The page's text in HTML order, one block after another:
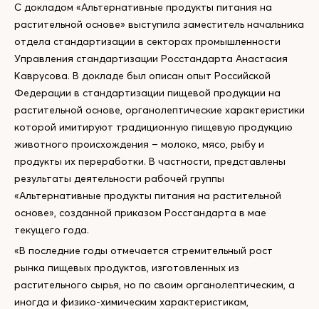
С докладом «Альтернативные продукты питания на
растительной основе» выступила заместитель начальника
отдела стандартизации в секторах промышленности
Управления стандартизации Росстандарта Анастасия
Каврусова. В докладе был описан опыт Российской
Федерации в стандартизации пищевой продукции на
растительной основе, органолептические характеристики
которой имитируют традиционную пищевую продукцию
животного происхождения – молоко, мясо, рыбу и
продукты их переработки. В частности, представлены
результаты деятельности рабочей группы
«Альтернативные продукты питания на растительной
основе», созданной приказом Росстандарта в мае
текущего года.
«В последние годы отмечается стремительный рост
рынка пищевых продуктов, изготовленных из
растительного сырья, но по своим органолептическим, а
иногда и физико-химическим характеристикам,